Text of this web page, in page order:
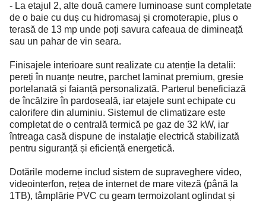
- La etajul 2, alte două camere luminoase sunt completate
de o baie cu duș cu hidromasaj și cromoterapie, plus o
terasă de 13 mp unde poți savura cafeaua de dimineață
sau un pahar de vin seara.
Finisajele interioare sunt realizate cu atenție la detalii:
pereți în nuanțe neutre, parchet laminat premium, gresie
portelanată și faianță personalizată. Parterul beneficiază
de încălzire în pardoseală, iar etajele sunt echipate cu
calorifere din aluminiu. Sistemul de climatizare este
completat de o centrală termică pe gaz de 32 kW, iar
întreaga casă dispune de instalație electrică stabilizată
pentru siguranță și eficiență energetică.
Dotările moderne includ sistem de supraveghere video,
videointerfon, rețea de internet de mare viteză (până la
1TB), tâmplărie PVC cu geam termoizolant oglindat și